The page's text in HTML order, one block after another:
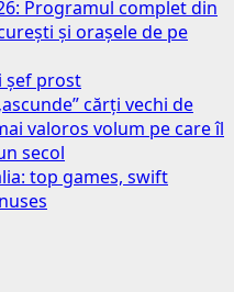
Programul complet din
și orașele de pe
șef prost
cărți vechi de
valoros volum pe care îl
secol
top games, swift